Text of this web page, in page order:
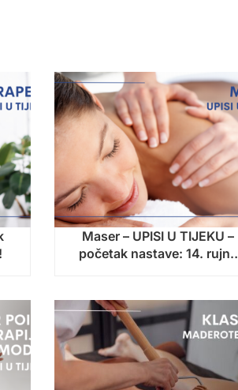
Maser – UPISI U TIJEKU –
početak nastave: 14. rujna